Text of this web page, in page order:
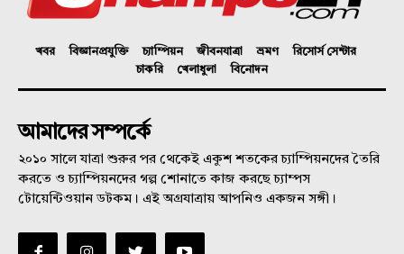
খবর বিজ্ঞানপ্রযুক্তি চ্যাম্পিয়ন জীবনযাত্রা ভ্রমণ
রিসোর্স সেন্টার
চাকরি
খেলাধুলা বিনোদন
আমাদের সম্পর্কে
২০১০ সালে যাত্রা শুরুর পর থেকেই একুশ শতকের চ্যাম্পিয়নদের তৈরি
করতে ও চ্যাম্পিয়নদের গল্প শোনাতে কাজ করছে চ্যাম্পস
টোয়েন্টিওয়ান ডটকম। এই অগ্রযাত্রায় আপনিও একজন সঙ্গী।